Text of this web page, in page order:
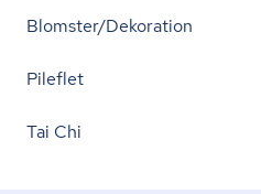
Blomster/Dekoration
Pileflet
Tai Chi